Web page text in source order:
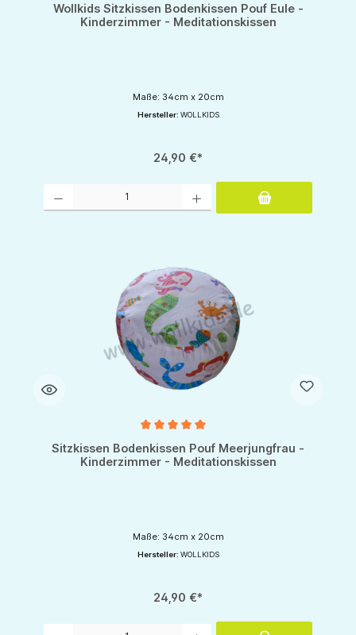
Wollkids Sitzkissen Bodenkissen Pouf Eule -
Kinderzimmer - Meditationskissen
Maße: 34cm x 20cm
Hersteller: WOLLKIDS
24,90 €*
Sitzkissen Bodenkissen Pouf Meerjungfrau -
Kinderzimmer - Meditationskissen
Maße: 34cm x 20cm
Hersteller: WOLLKIDS
24,90 €*